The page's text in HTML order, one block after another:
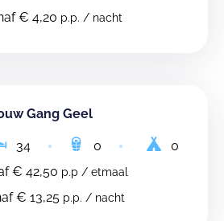
€ 4,20 p.p. / nacht
Gang Geel
34 0
0
€ 42,50 p.p / etmaal
€ 13,25 p.p. / nacht